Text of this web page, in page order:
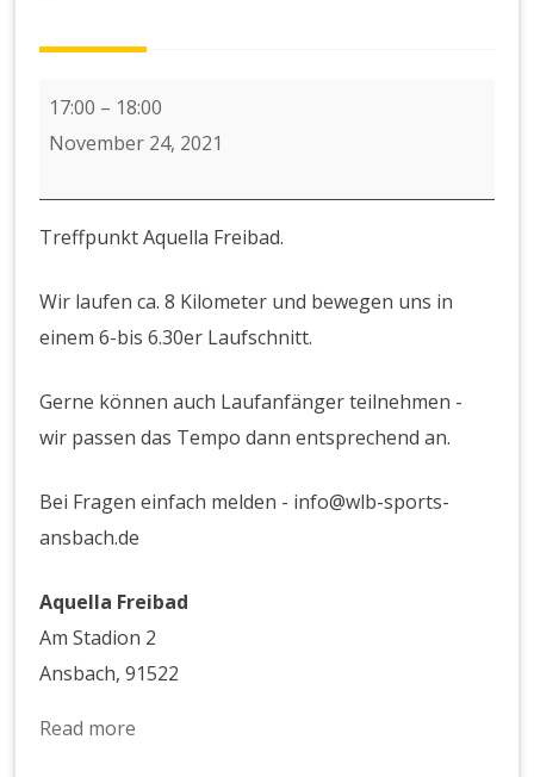
Laufen
17:00 – 18:00
November 24, 2021
Treffpunkt Aquella Freibad.
Wir laufen ca. 8 Kilometer und bewegen uns in
einem 6-bis 6.30er Laufschnitt.
Gerne können auch Laufanfänger teilnehmen -
wir passen das Tempo dann entsprechend an.
Bei Fragen einfach melden - info@wlb-sports-
ansbach.de
Aquella Freibad
Am Stadion 2
Ansbach,91522
Read more